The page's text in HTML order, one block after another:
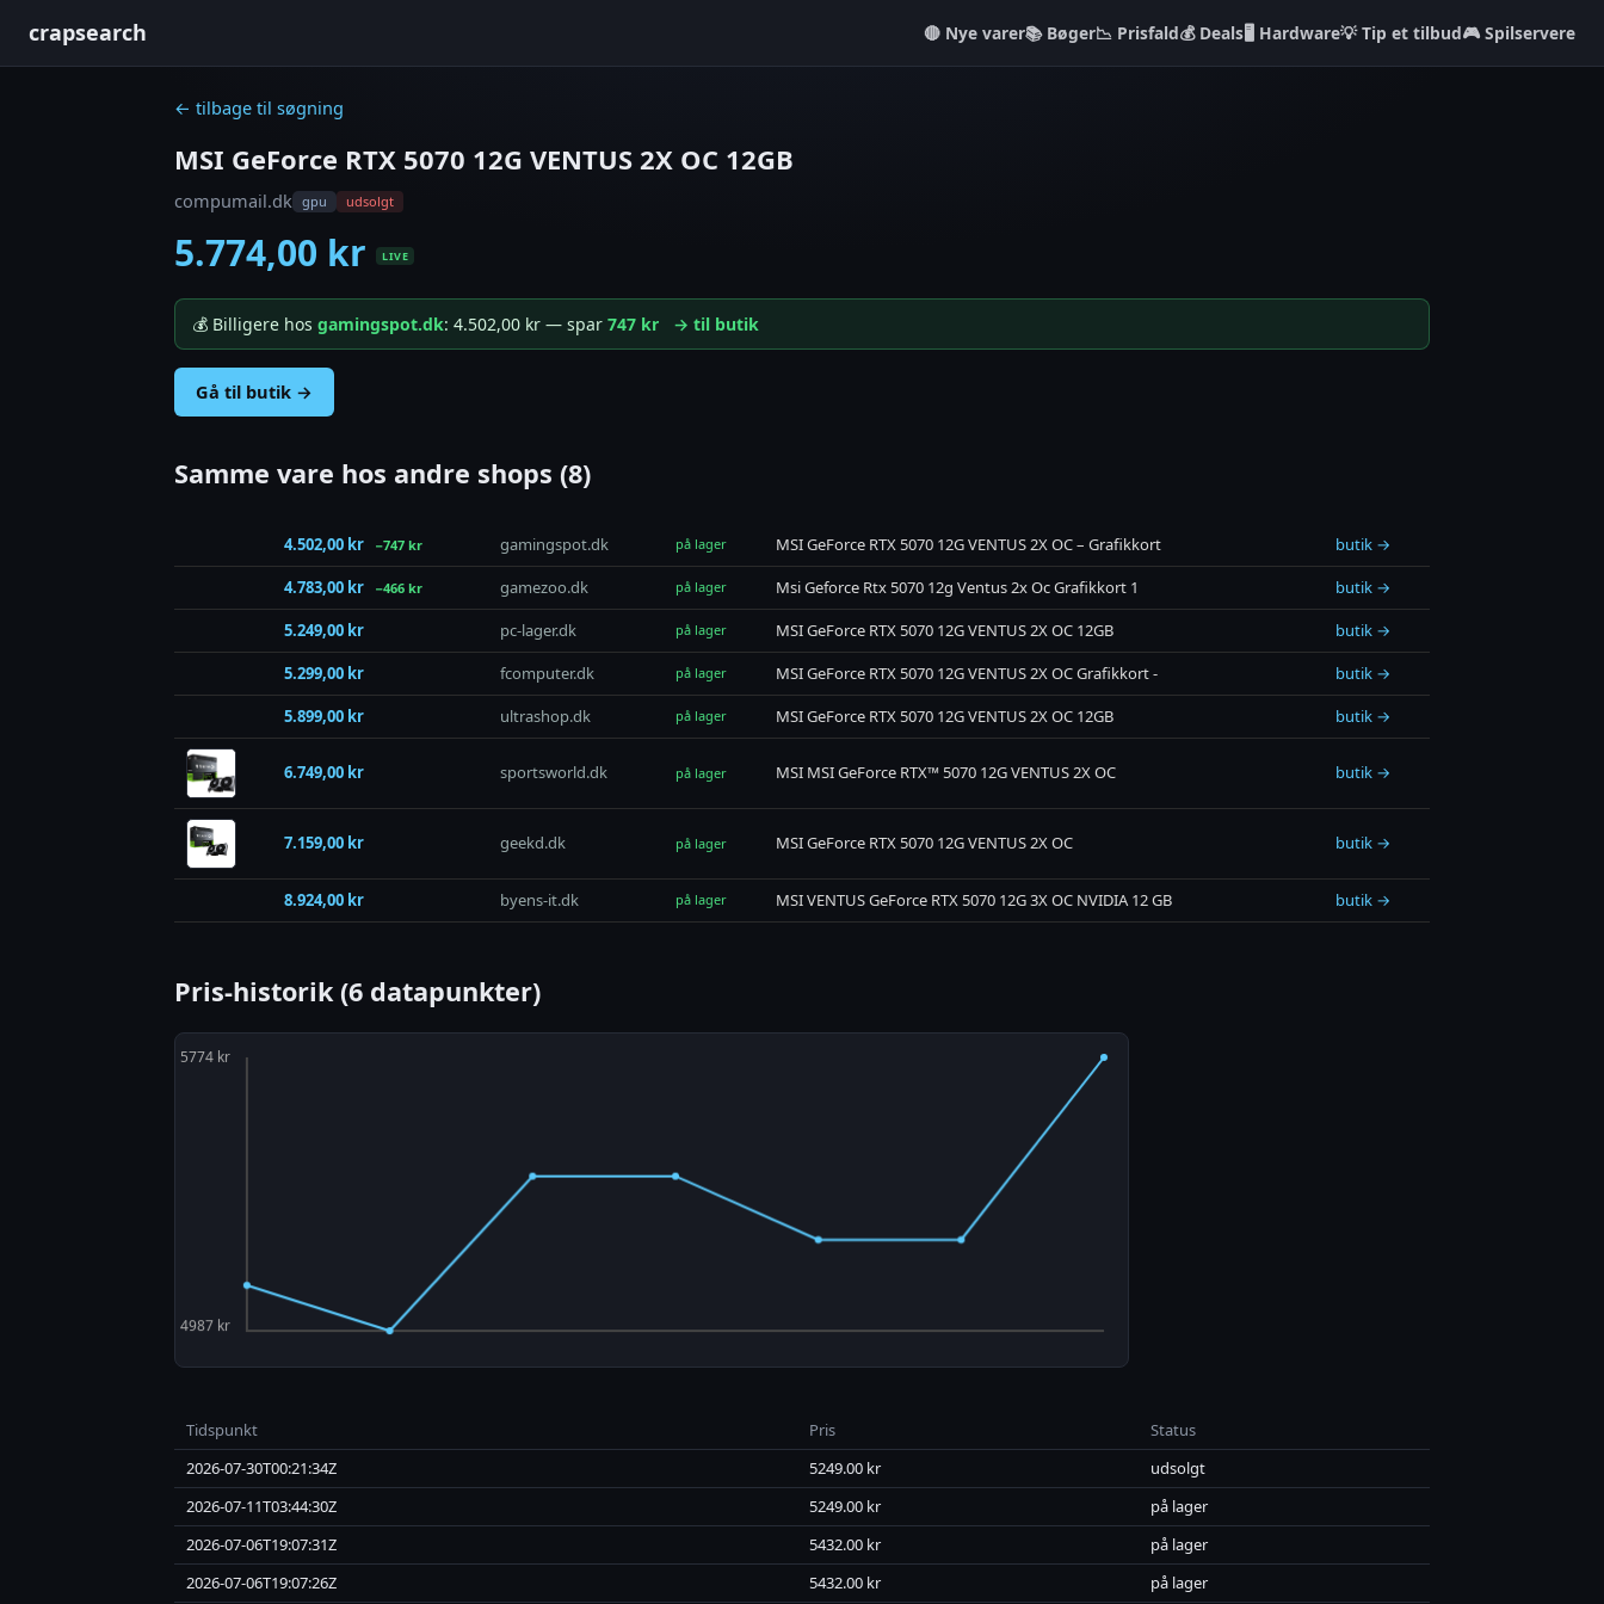
crapsearch Nye varer📚 Bøger📉 Prisfald💰 Deals🖥️ Hardware💡 Tip et tilbud🎮 Spilservere
← tilbage til søgning
MSI GeForce RTX 5070 12G VENTUS 2X OC 12GB
compumail.dk gpu udsolgt
5.774,00 kr LIVE
💰 Billigere hos gamingspot.dk: 4.502,00 kr — spar 747 kr → til butik
Gå til butik →
Samme vare hos andre shops (8)
4.502,00 kr −747 kr gamingspot.dk på lager MSI GeForce RTX 5070 12G VENTUS 2X OC – Grafikkort
butik →
4.783,00 kr
−466 kr gamezoo.dk på lager Msi Geforce Rtx 5070 12g Ventus 2x Oc Grafikkort 1
butik →
5.249,00 kr
pc-lager.dk på lager MSI GeForce RTX 5070 12G VENTUS 2X OC 12GB
butik →
5.299,00 kr
fcomputer.dk på lager MSI GeForce RTX 5070 12G VENTUS 2X OC Grafikkort -
butik →
5.899,00 kr
ultrashop.dk på lager MSI GeForce RTX 5070 12G VENTUS 2X OC 12GB butik →
6.749,00 kr sportsworld.dk på lager MSI MSI GeForce RTX™ 5070 12G VENTUS 2X OC butik →
7.159,00 kr geekd.dk på lager MSI GeForce RTX 5070 12G VENTUS 2X OC butik →
8.924,00 kr byens-it.dk på lager MSI VENTUS GeForce RTX 5070 12G 3X OC NVIDIA 12 GB butik →
Pris-historik (6 datapunkter)
Tidspunkt Pris
Status
2026-07-30T00:21:34Z
5249.00 kr
udsolgt
2026-07-11T03:44:30Z
5249.00 kr
på lager
2026-07-06T19:07:31Z
5432.00 kr
på lager
2026-07-06T19:07:26Z
5432.00 kr på lager